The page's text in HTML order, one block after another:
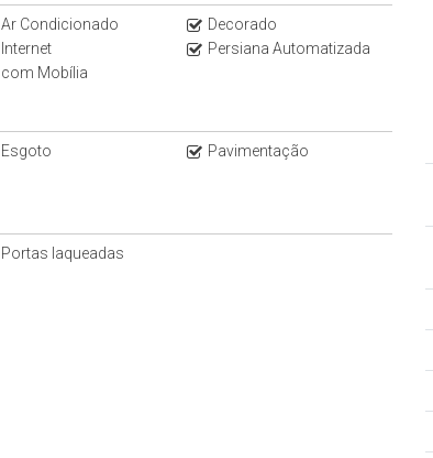
Ar Condicionado
Decorado
Internet
Persiana Automatizada
com Mobília
Esgoto
Pavimentação
Portas laqueadas